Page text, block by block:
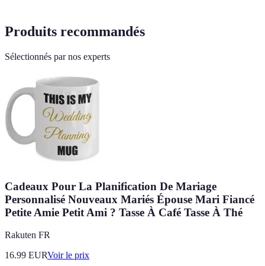
Produits recommandés
Sélectionnés par nos experts
Cadeaux Pour La Planification De Mariage
Personnalisé Nouveaux Mariés Épouse Mari Fiancé
Petite Amie Petit Ami ? Tasse À Café Tasse À Thé
Rakuten FR
16.99 EURVoir le prix